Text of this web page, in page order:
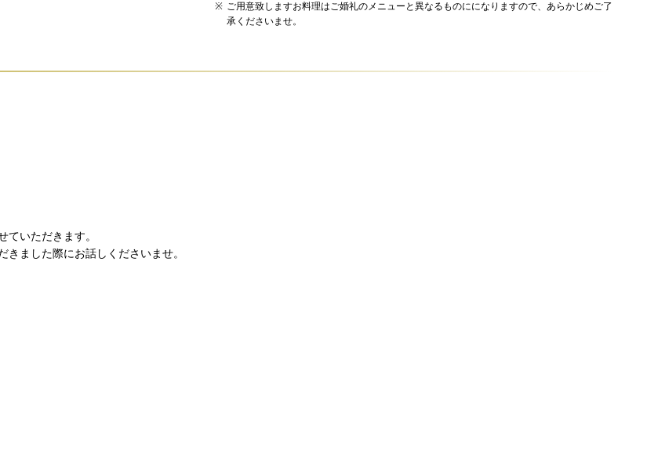
ご用意致しますお料理はご婚礼のメニューと異なるものにになりますので、あらかじめご了
承くださいませ。
いただきます。
ました際にお話しくださいませ。